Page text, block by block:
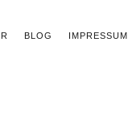
BLOG IMPRESSUM